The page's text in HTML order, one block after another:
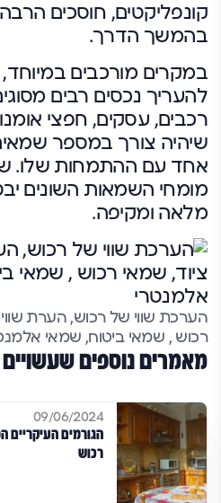
קונפליקטים, חוסכים
בהמשך הדרך.
במקרים מורכבים
להעריך נכסים רבים
רכבים, עסקים, חפצי
שיהיה צורך במספר
אחד עם ההתמחות שלו.
מומחי השמאות השונים
מלאה ומקיפה.
הערכת שווי של רכוש, הערת
רכוש , שמאי ביטוח, שמאי
מאמרים נוספים שעשויים
09/06/2024
הגורמים
רכוש